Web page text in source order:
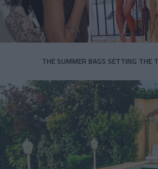
THE SUMMER BAGS SETTING THE